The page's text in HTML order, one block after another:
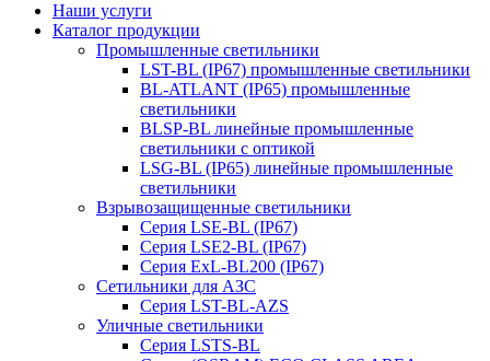
Наши услуги
Каталог продукции
Промышленные светильники
LST-BL (IP67) промышленные светильники
BL-ATLANT (IP65) промышленные
светильники
BLSP-BL линейные промышленные
светильники с оптикой
LSG-BL (IP65) линейные промышленные
светильники
Взрывозащищенные светильники
Серия LSE-BL (IP67)
Серия LSE2-BL (IP67)
Серия ExL-BL200 (IP67)
Сетильники для АЗС
Серия LST-BL-AZS
Уличные светильники
Серия LSTS-BL